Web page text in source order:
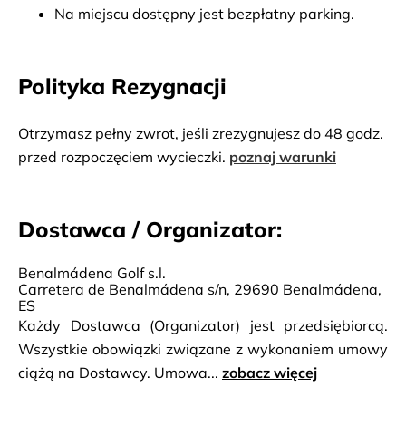
Na miejscu dostępny jest bezpłatny parking.
Polityka Rezygnacji
Otrzymasz pełny zwrot, jeśli zrezygnujesz do 48 godz.
przed rozpoczęciem wycieczki. poznaj warunki
Dostawca / Organizator:
Benalmádena Golf s.l.
Carretera de Benalmádena s/n, 29690 Benalmádena,
ES
Każdy Dostawca (Organizator) jest przedsiębiorcą.
Wszystkie obowiązki związane z wykonaniem umowy
ciążą na Dostawcy. Umowa... zobacz więcej